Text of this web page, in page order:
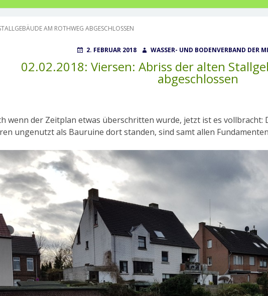
AM ROTHWEG ABGESCHLOSSEN
POSTED2. FEBRUAR 2018 AUTHOR
WASSER- UND BODENVERBAND DER
02.02.2018: Viersen: Abriss der alten
abgeschlossen
wenn der Zeitplan etwas überschritten wurde, jetzt ist es vollbracht:
ungenutzt als Bauruine dort standen, sind samt allen